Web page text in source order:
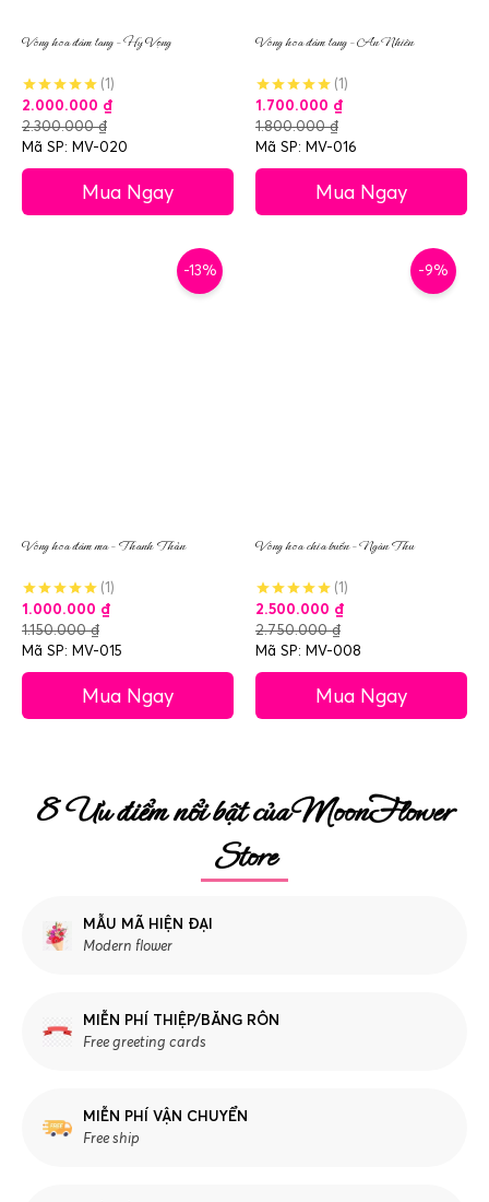
Vòng hoa đám tang – Hy Vọng
(1)
2.000.000 ₫
2.300.000₫
Mã SP: MV-020
Mua Ngay
Vòng hoa đám tang – An Nhiên
(1)
1.700.000 ₫
1.800.000₫
Mã SP: MV-016
Mua Ngay
-13%
Vòng hoa đám ma – Thanh Thản
(1)
1.000.000 ₫
1.150.000₫
Mã SP: MV-015
Mua Ngay
-9%
Vòng hoa chia buồn – Ngàn Thu
(1)
2.500.000 ₫
2.750.000₫
Mã SP: MV-008
Mua Ngay
8 Ưu điểm nổi bật của MoonFlower
Store
MẪU MÃ HIỆN ĐẠI
Modern flower
MIỄN PHÍ THIỆP/BĂNG RÔN
Free greeting cards
MIỄN PHÍ VẬN CHUYỂN
Free ship